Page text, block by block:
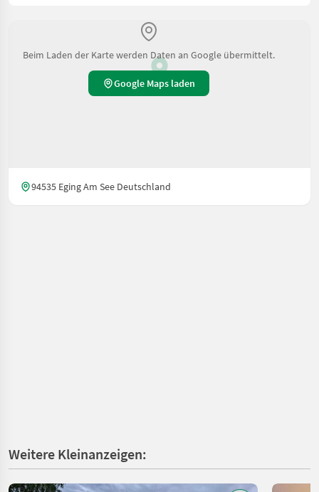
Beim Laden der Karte werden Daten an Google übermittelt.
Google Maps laden
94535 Eging Am See Deutschland
Weitere Kleinanzeigen: